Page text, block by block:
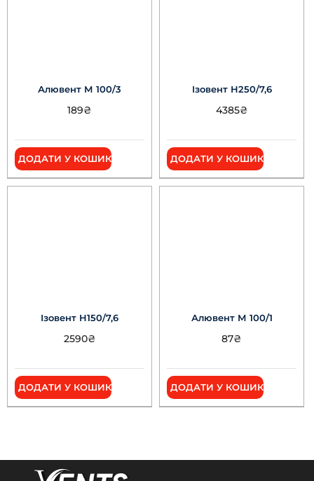
Алювент М 100/3
189₴
ДОДАТИ У КОШИК
Ізовент Н250/7,6
4385₴
ДОДАТИ У КОШИК
Ізовент Н150/7,6
2590₴
ДОДАТИ У КОШИК
Алювент М 100/1
87₴
ДОДАТИ У КОШИК